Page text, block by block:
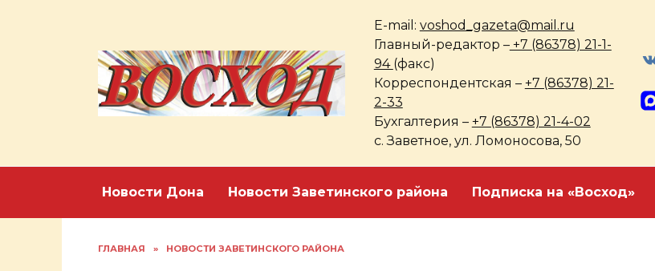
E-mail: voshod_gazeta@mail.ru
Главный-редактор –+7 (86378) 21-1-
94 (факс)
Корреспондентская – +7 (86378) 21-
2-33
Бухгалтерия – +7 (86378) 21-4-02
с. Заветное, ул. Ломоносова, 50
Новости Дона Новости Заветинского района Подписка на «Восход»
ГЛАВНАЯ » НОВОСТИ ЗАВЕТИНСКОГО РАЙОНА